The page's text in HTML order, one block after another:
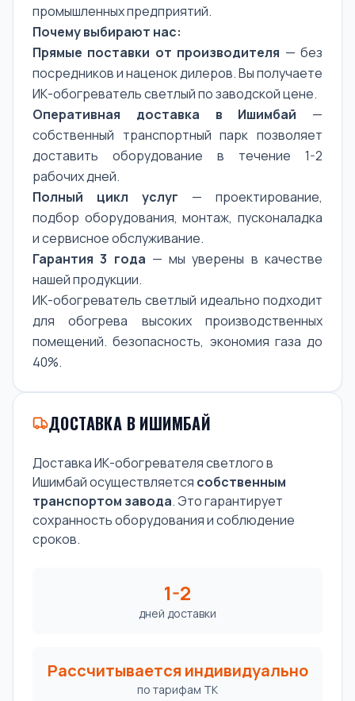
промышленных предприятий.
Почему выбирают нас:
Прямые поставки от производителя — без
посредников и наценок дилеров. Вы получаете
ИК-обогреватель светлый по заводской цене.
Оперативная доставка в Ишимбай —
собственный транспортный парк позволяет
доставить оборудование в течение 1-2
рабочих дней.
Полный цикл услуг — проектирование,
подбор оборудования, монтаж, пусконаладка
и сервисное обслуживание.
Гарантия 3 года — мы уверены в качестве
нашей продукции.
ИК-обогреватель светлый идеально подходит
для обогрева высоких производственных
помещений. безопасность, экономия газа до
40%.
ДОСТАВКА В ИШИМБАЙ
Доставка ИК-обогревателя светлого в
Ишимбай осуществляется собственным
транспортом завода. Это гарантирует
сохранность оборудования и соблюдение
сроков.
1-2
дней доставки
Рассчитывается индивидуально
по тарифам ТК